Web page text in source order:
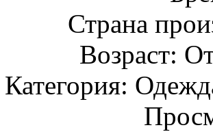
Страна
Возраст:
Категория: